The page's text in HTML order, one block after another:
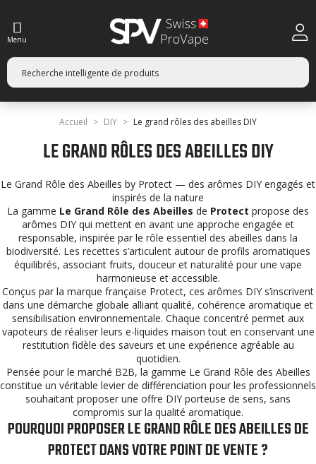
Menu
Accueil DIY Le grand rôles des abeilles DIY
LE GRAND RÔLES DES ABEILLES DIY
Le Grand Rôle des Abeilles by Protect — des arômes DIY engagés et
inspirés de la nature
La gamme Le Grand Rôle des Abeilles de Protect propose des
arômes DIY qui mettent en avant une approche engagée et
responsable, inspirée par le rôle essentiel des abeilles dans la
biodiversité. Les recettes s’articulent autour de profils aromatiques
équilibrés, associant fruits, douceur et naturalité pour une vape
harmonieuse et accessible.
Conçus par la marque française Protect, ces arômes DIY s’inscrivent
dans une démarche globale alliant qualité, cohérence aromatique et
sensibilisation environnementale. Chaque concentré permet aux
vapoteurs de réaliser leurs e-liquides maison tout en conservant une
restitution fidèle des saveurs et une expérience agréable au
quotidien.
Pensée pour le marché B2B, la gamme Le Grand Rôle des Abeilles
constitue un véritable levier de différenciation pour les professionnels
souhaitant proposer une offre DIY porteuse de sens, sans
compromis sur la qualité aromatique.
POURQUOI PROPOSER LE GRAND RÔLE DES ABEILLES DE
PROTECT DANS VOTRE POINT DE VENTE ?